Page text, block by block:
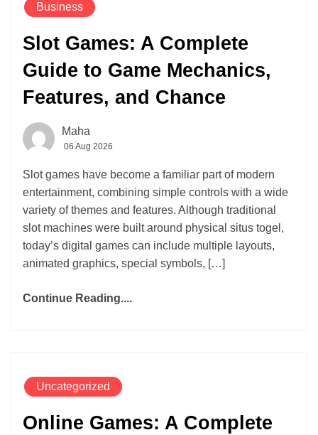
Business
Slot Games: A Complete
Guide to Game Mechanics,
Features, and Chance
Maha
06 Aug 2026
Slot games have become a familiar part of modern
entertainment, combining simple controls with a wide
variety of themes and features. Although traditional
slot machines were built around physical situs togel,
today’s digital games can include multiple layouts,
animated graphics, special symbols, […]
Continue Reading....
Uncategorized
Online Games: A Complete